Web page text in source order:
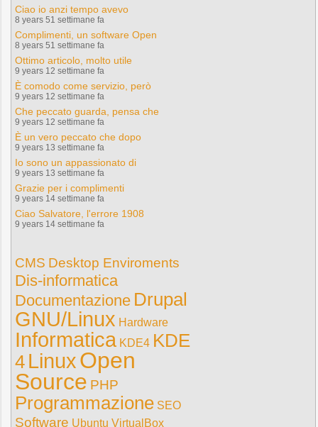
Ciao io anzi tempo avevo
8 years 51 settimane fa
Complimenti, un software Open
8 years 51 settimane fa
Ottimo articolo, molto utile
9 years 12 settimane fa
È comodo come servizio, però
9 years 12 settimane fa
Che peccato guarda, pensa che
9 years 12 settimane fa
È un vero peccato che dopo
9 years 13 settimane fa
Io sono un appassionato di
9 years 13 settimane fa
Grazie per i complimenti
9 years 14 settimane fa
Ciao Salvatore, l'errore 1908
9 years 14 settimane fa
CMS Desktop Enviroments
Dis-informatica
Documentazione Drupal
GNU/Linux Hardware
Informatica KDE4 KDE
4 LinuxOpen
Source PHP
Programmazione SEO
Software Ubuntu VirtualBox